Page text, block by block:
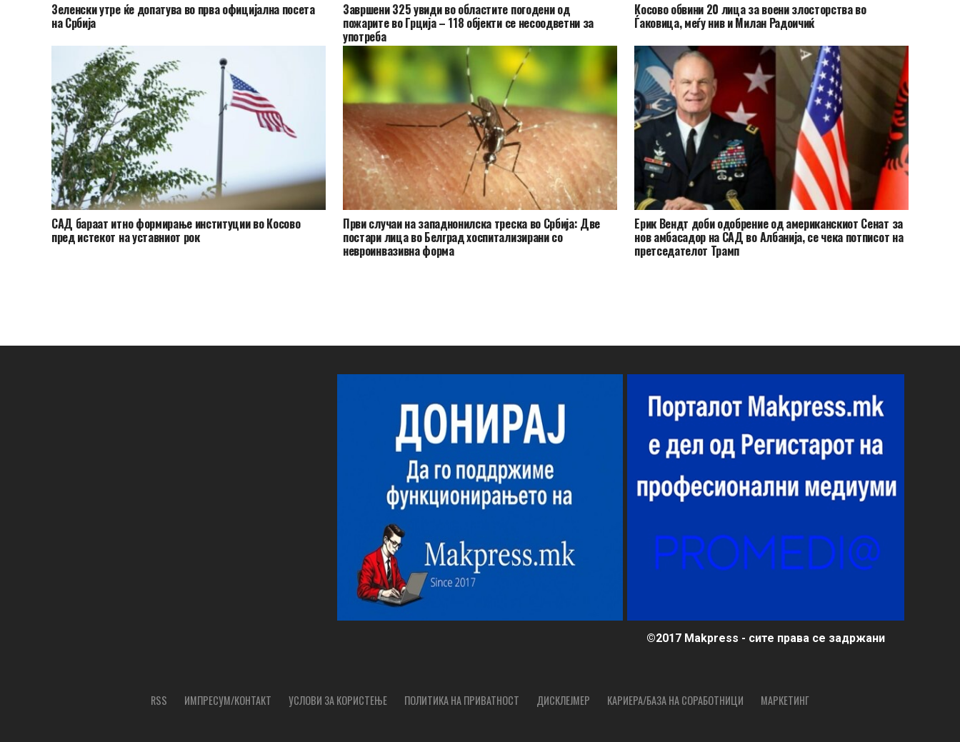
Зеленски утре ќе допатува во прва официјална посета
на Србија
Завршени 325 увиди во областите погодени од
пожарите во Грција – 118 објекти се несоодветни за
употреба
Косово обвини 20 лица за воени злосторства во
Ѓаковица, меѓу нив и Милан Радоичиќ
САД бараат итно формирање институции во Косово
пред истекот на уставниот рок
Први случаи на западнонилска треска во Србија: Две
постари лица во Белград хоспитализирани со
невроинвазивна форма
Ерик Вендт доби одобрение од американскиот Сенат за
нов амбасадор на САД во Албанија, се чека потписот на
претседателот Трамп
©2017 Makpress - сите права се задржани
RSS ИМПРЕСУМ/КОНТАКТ УСЛОВИ ЗА КОРИСТЕЊЕ ПОЛИТИКА НА ПРИВАТНОСТ ДИСКЛЕЈМЕР КАРИЕРА/БАЗА НА СОРАБОТНИЦИ МАРКЕТИНГ